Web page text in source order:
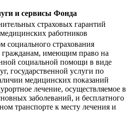
и сервисы Фонда
страховых гарантий
работников
социального страхования
гражданам, имеющим право на
социальной помощи в виде
государственной услуги по
медицинских показаний
лечение, осуществляемое в
заболеваний, и бесплатного
транспорте к месту лечения и